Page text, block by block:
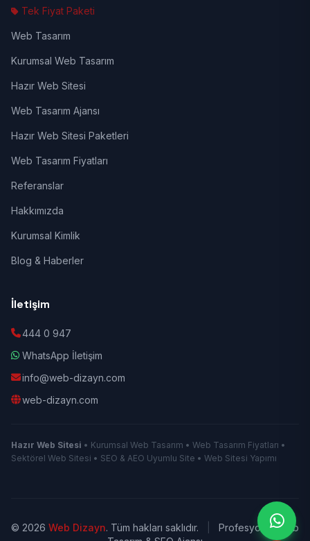
Tek Fiyat Paketi
Web Tasarım
Kurumsal Web Tasarım
Hazır Web Sitesi
Web Tasarım Ajansı
Hazır Web Sitesi Paketleri
Web Tasarım Fiyatları
Referanslar
Hakkımızda
Kurumsal Kimlik
Blog & Haberler
İletişim
444 0 947
WhatsApp İletişim
info@web-dizayn.com
web-dizayn.com
Hazır Web Sitesi • Kurumsal Web Tasarım • Web Tasarım Fiyatları •
Sektörel Web Sitesi • SEO & AEO Uyumlu Site • Web Sitesi Yapımı
© 2026 Web Dizayn. Tüm hakları saklıdır.
Profesyonel Web